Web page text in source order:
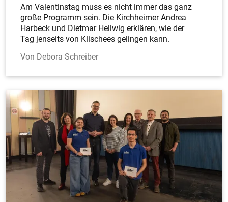
Am Valentinstag muss es nicht immer das ganz
große Programm sein. Die Kirchheimer Andrea
Harbeck und Dietmar Hellwig erklären, wie der
Tag jenseits von Klischees gelingen kann.
Debora Schreiber